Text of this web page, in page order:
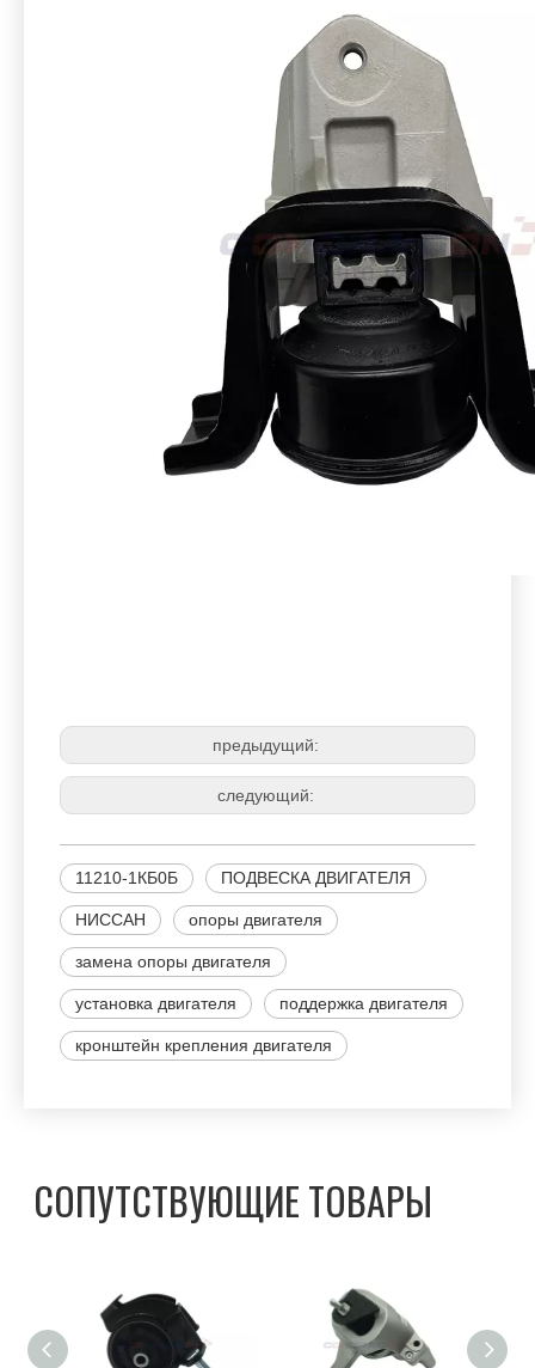
предыдущий:
следующий:
11210-1КБ0Б ПОДВЕСКА ДВИГАТЕЛЯ
НИССАН опоры двигателя
замена опоры двигателя
установка двигателя поддержка двигателя
кронштейн крепления двигателя
СОПУТСТВУЮЩИЕ ТОВАРЫ